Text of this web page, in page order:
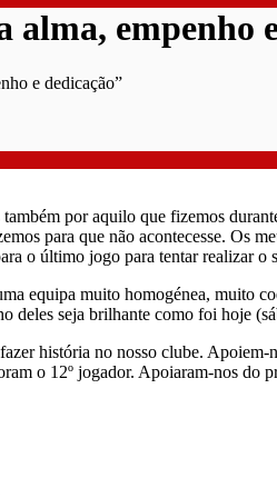
empenho
e dedicação”
por aquilo que fizemos
para que não acontecesse. Os
o último jogo para tentar realizar o
equipa muito homogénea, muito
deles seja brilhante como foi hoje
história no nosso clube.
o 12º jogador. Apoiaram-nos do